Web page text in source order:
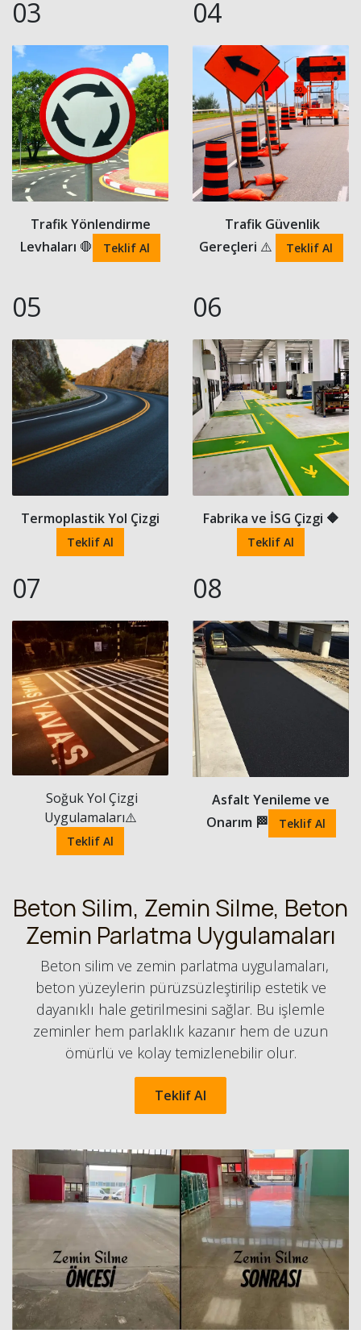
03
Trafik Yönlendirme
Levhaları 🛑 Teklif Al
04
Trafik Güvenlik
Gereçleri ⚠️ Teklif Al
05
Termoplastik Yol Çizgi
Teklif Al
06
Fabrika ve İSG Çizgi 🔶
Teklif Al
07
Soğuk Yol Çizgi
Uygulamaları⚠️
Teklif Al
08
Asfalt Yenileme ve
Onarım 🏁 Teklif Al
Beton Silim, Zemin Silme, Beton
Zemin Parlatma Uygulamaları
Beton silim ve zemin parlatma uygulamaları,
beton yüzeylerin pürüzsüzleştirilip estetik ve
dayanıklı hale getirilmesini sağlar. Bu işlemle
zeminler hem parlaklık kazanır hem de uzun
ömürlü ve kolay temizlenebilir olur.
Teklif Al